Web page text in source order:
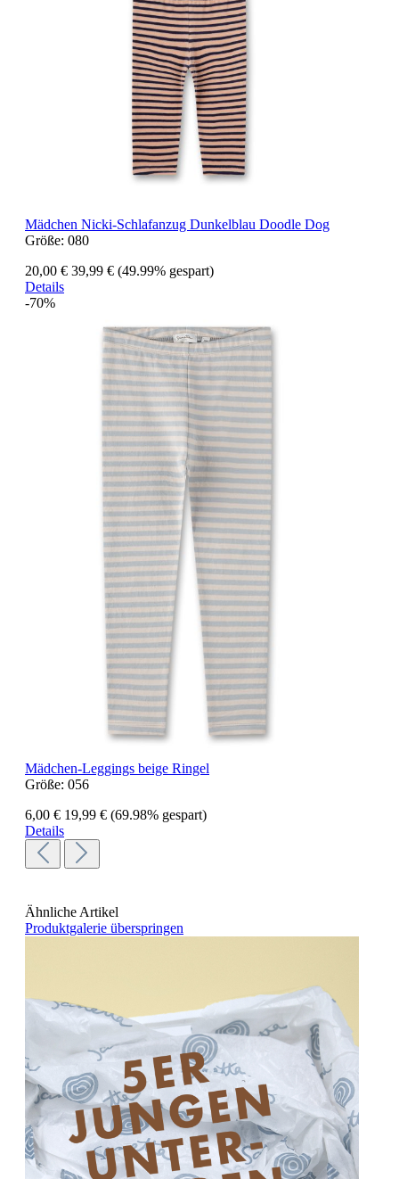
Mädchen Nicki-Schlafanzug Dunkelblau Doodle Dog
Größe: 080
20,00 € 39,99 € (49.99% gespart)
Details
-70%
Mädchen-Leggings beige Ringel
Größe: 056
6,00 € 19,99 € (69.98% gespart)
Details
Ähnliche Artikel
Produktgalerie überspringen